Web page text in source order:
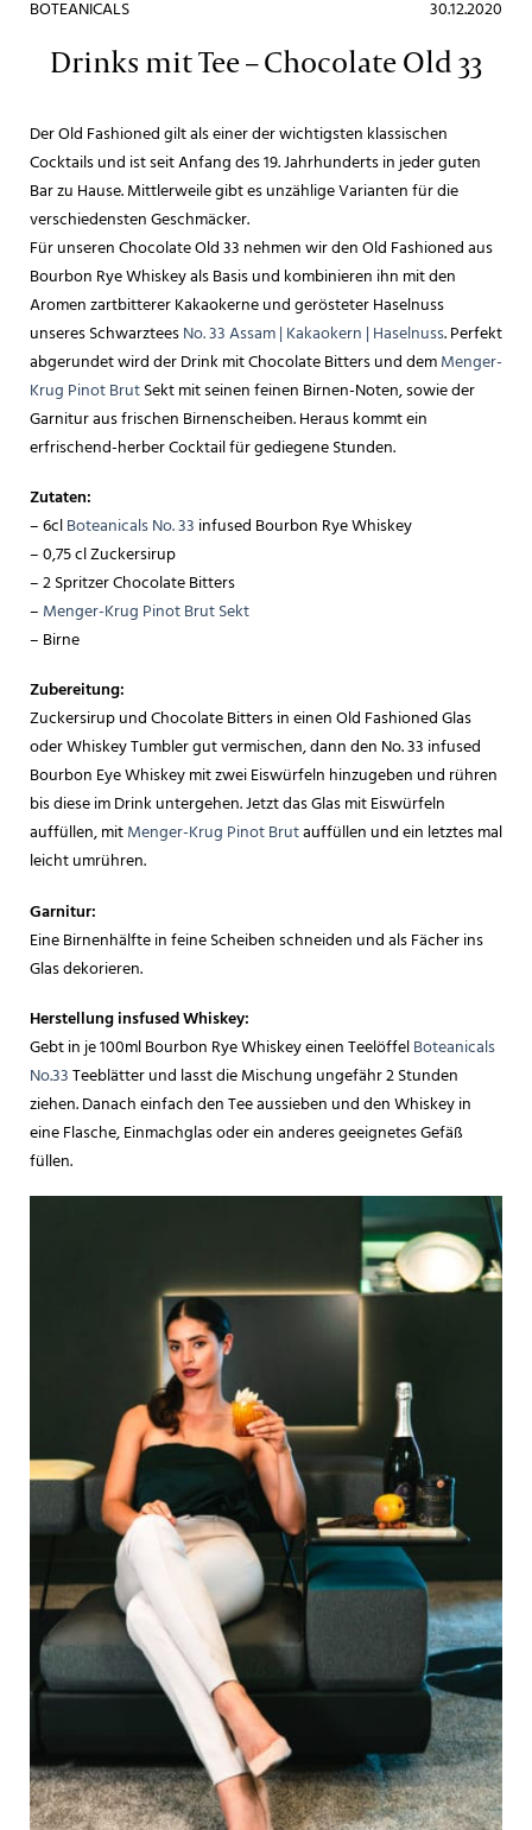
30.12.2020
BOTEANICALS
Drinks mit Tee – Chocolate Old 33
Der Old Fashioned gilt als einer der wichtigsten klassischen
Cocktails und ist seit Anfang des 19. Jahrhunderts in jeder guten
Bar zu Hause. Mittlerweile gibt es unzählige Varianten für die
verschiedensten Geschmäcker.
Für unseren Chocolate Old 33 nehmen wir den Old Fashioned aus
Bourbon Rye Whiskey als Basis und kombinieren ihn mit den
Aromen zartbitterer Kakaokerne und gerösteter Haselnuss
unseres SchwarzteesNo. 33 Assam | Kakaokern | Haselnuss. Perfekt
abgerundet wird der Drink mit Chocolate Bitters und demMenger-
Krug Pinot BrutSekt mit seinen feinen Birnen-Noten, sowie der
Garnitur aus frischen Birnenscheiben. Heraus kommt ein
erfrischend-herber Cocktail für gediegene Stunden.
Zutaten:
– 6clBoteanicals No. 33 infused Bourbon Rye Whiskey
– 0,75 cl Zuckersirup
– 2 Spritzer Chocolate Bitters
– Menger-Krug Pinot Brut Sekt
– Birne
Zubereitung:
Zuckersirup und Chocolate Bitters in einen Old Fashioned Glas
oder Whiskey Tumbler gut vermischen, dann den No. 33 infused
Bourbon Eye Whiskey mit zwei Eiswürfeln hinzugeben und rühren
bis diese im Drink untergehen. Jetzt das Glas mit Eiswürfeln
auffüllen, mitMenger-Krug Pinot Brutauffüllen und ein letztes mal
leicht umrühren.
Garnitur:
Eine Birnenhälfte in feine Scheiben schneiden und als Fächer ins
Glas dekorieren.
Herstellung insfused Whiskey:
Gebt in je 100ml Bourbon Rye Whiskey einen TeelöffelBoteanicals
No.33Teeblätter und lasst die Mischung ungefähr 2 Stunden
ziehen. Danach einfach den Tee aussieben und den Whiskey in
eine Flasche, Einmachglas oder ein anderes geeignetes Gefäß
füllen.